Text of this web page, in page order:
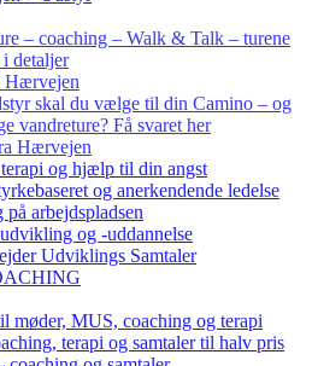
– coaching – Walk & Talk – turene
i detaljer
Hærvejen
skal du vælge til din Camino – og
vandreture? Få svaret her
Hærvejen
terapi og hjælp til din angst
og anerkendende ledelse
på arbejdspladsen
og -uddannelse
Udviklings Samtaler
MUS, coaching og terapi
terapi og samtaler til halv pris